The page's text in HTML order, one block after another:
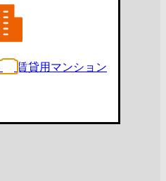
賃貸用マンション